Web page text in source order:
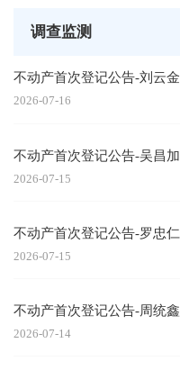
调查监测
不动产首次登记公告-刘云金
2026-07-16
不动产首次登记公告-吴昌加
2026-07-15
不动产首次登记公告-罗忠仁
2026-07-15
不动产首次登记公告-周统鑫
2026-07-14